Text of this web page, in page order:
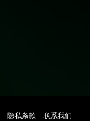
隐私条款 联系我们